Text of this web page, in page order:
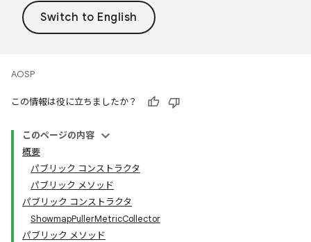
AOSP
この情報は役に立ちましたか？
このページの内容
概要
パブリック コンストラクタ
パブリック メソッド
パブリック コンストラクタ
ShowmapPullerMetricCollector
パブリック メソッド